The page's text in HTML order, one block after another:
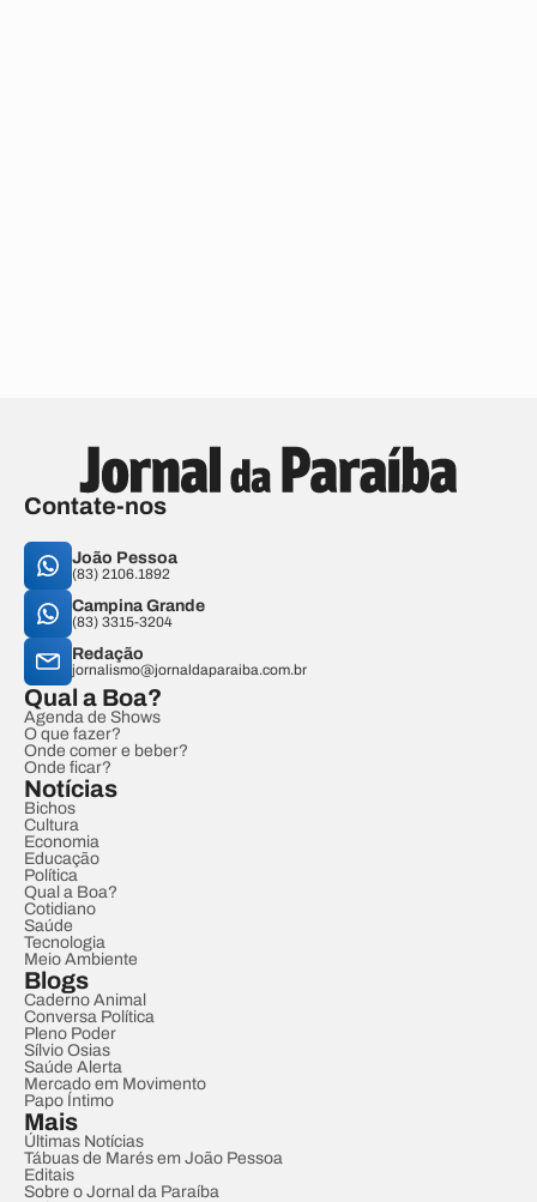
Contate-nos
João Pessoa
(83) 2106.1892
Campina Grande
(83) 3315-3204
Redação
jornalismo@jornaldaparaiba.com.br
Qual a Boa?
Agenda de Shows
O que fazer?
Onde comer e beber?
Onde ficar?
Notícias
Bichos
Cultura
Economia
Educação
Política
Qual a Boa?
Cotidiano
Saúde
Tecnologia
Meio Ambiente
Blogs
Caderno Animal
Conversa Política
Pleno Poder
Sílvio Osias
Saúde Alerta
Mercado em Movimento
Papo Íntimo
Mais
Últimas Notícias
Tábuas de Marés em João Pessoa
Editais
Sobre o Jornal da Paraíba